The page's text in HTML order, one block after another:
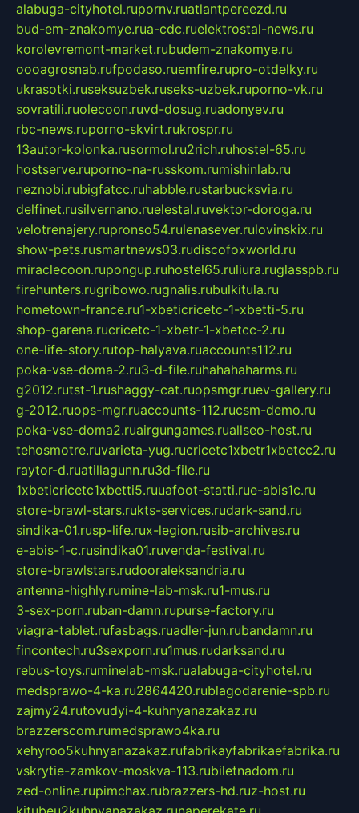
alabuga-cityhotel.rupornv.ruatlantpereezd.ru
bud-em-znakomye.rua-cdc.ruelektrostal-news.ru
korolevremont-market.rubudem-znakomye.ru
oooagrosnab.rufpodaso.ruemfire.rupro-otdelky.ru
ukrasotki.ruseksuzbek.ruseks-uzbek.ruporno-vk.ru
sovratili.ruolecoon.ruvd-dosug.ruadonyev.ru
rbc-news.ruporno-skvirt.rukrospr.ru
13autor-kolonka.rusormol.ru2rich.ruhostel-65.ru
hostserve.ruporno-na-russkom.rumishinlab.ru
neznobi.rubigfatcc.ruhabble.rustarbucksvia.ru
delfinet.rusilvernano.ruelestal.ruvektor-doroga.ru
velotrenajery.rupronso54.rulenasever.rulovinskix.ru
show-pets.rusmartnews03.rudiscofoxworld.ru
miraclecoon.rupongup.ruhostel65.ruliura.ruglasspb.ru
firehunters.rugribowo.rugnalis.rubulkitula.ru
hometown-france.ru1-xbeticricetc-1-xbetti-5.ru
shop-garena.rucricetc-1-xbetr-1-xbetcc-2.ru
one-life-story.rutop-halyava.ruaccounts112.ru
poka-vse-doma-2.ru3-d-file.ruhahahaharms.ru
g2012.rutst-1.rushaggy-cat.ruopsmgr.ruev-gallery.ru
g-2012.ruops-mgr.ruaccounts-112.rucsm-demo.ru
poka-vse-doma2.ruairgungames.ruallseo-host.ru
tehosmotre.ruvarieta-yug.rucricetc1xbetr1xbetcc2.ru
raytor-d.ruatillagunn.ru3d-file.ru
1xbeticricetc1xbetti5.ruuafoot-statti.rue-abis1c.ru
store-brawl-stars.rukts-services.rudark-sand.ru
sindika-01.rusp-life.rux-legion.rusib-archives.ru
e-abis-1-c.rusindika01.ruvenda-festival.ru
store-brawlstars.rudooraleksandria.ru
antenna-highly.rumine-lab-msk.ru1-mus.ru
3-sex-porn.ruban-damn.rupurse-factory.ru
viagra-tablet.rufasbags.ruadler-jun.rubandamn.ru
fincontech.ru3sexporn.ru1mus.rudarksand.ru
rebus-toys.ruminelab-msk.rualabuga-cityhotel.ru
medsprawo-4-ka.ru2864420.rublagodarenie-spb.ru
zajmy24.rutovudyi-4-kuhnyanazakaz.ru
brazzerscom.rumedsprawo4ka.ru
xehyroo5kuhnyanazakaz.rufabrikayfabrikaefabrika.ru
vskrytie-zamkov-moskva-113.rubiletnadom.ru
zed-online.rupimchax.rubrazzers-hd.ruz-host.ru